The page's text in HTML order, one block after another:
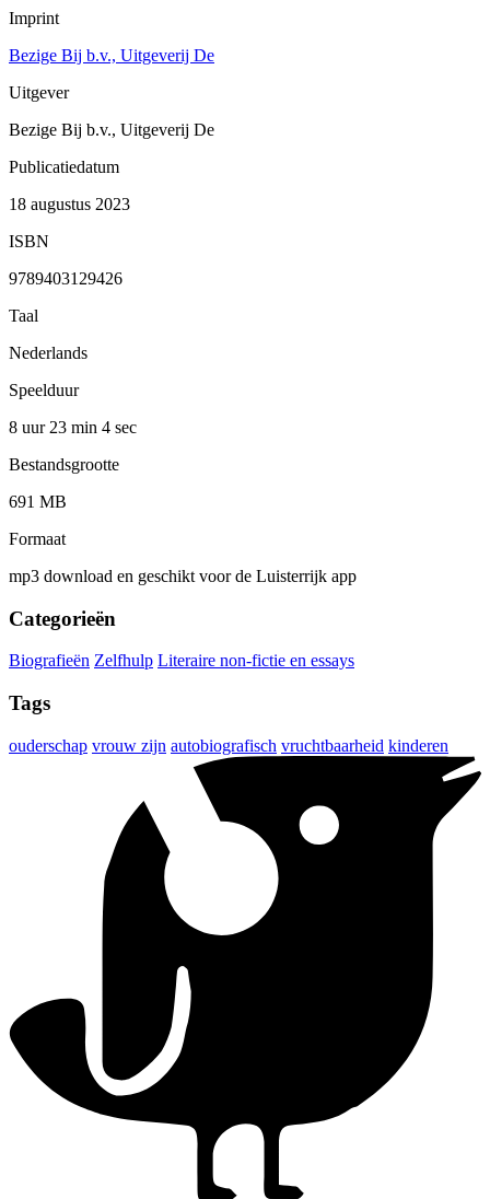
Imprint
Bezige Bij b.v., Uitgeverij De
Uitgever
Bezige Bij b.v., Uitgeverij De
Publicatiedatum
18 augustus 2023
ISBN
9789403129426
Taal
Nederlands
Speelduur
8 uur 23 min 4 sec
Bestandsgrootte
691 MB
Formaat
mp3 download en geschikt voor de Luisterrijk app
Categorieën
Biografieën Zelfhulp Literaire non-fictie en essays
Tags
ouderschap vrouw zijn autobiografisch vruchtbaarheid kinderen